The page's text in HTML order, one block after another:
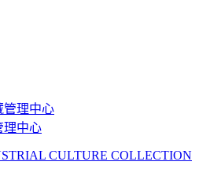
理中心
CULTURE COLLECTION